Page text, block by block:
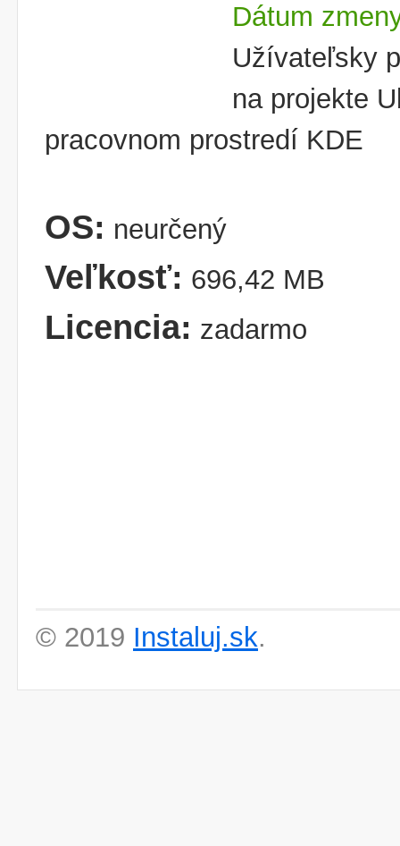
Dátum
Užívateľsky
na projekte
pracovnom prostredí KDE
OS: neurčený
Veľkosť: 696,42 MB
Licencia: zadarmo
© 2019 Instaluj.sk.